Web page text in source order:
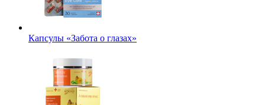
Капсулы «Забота о глазах»